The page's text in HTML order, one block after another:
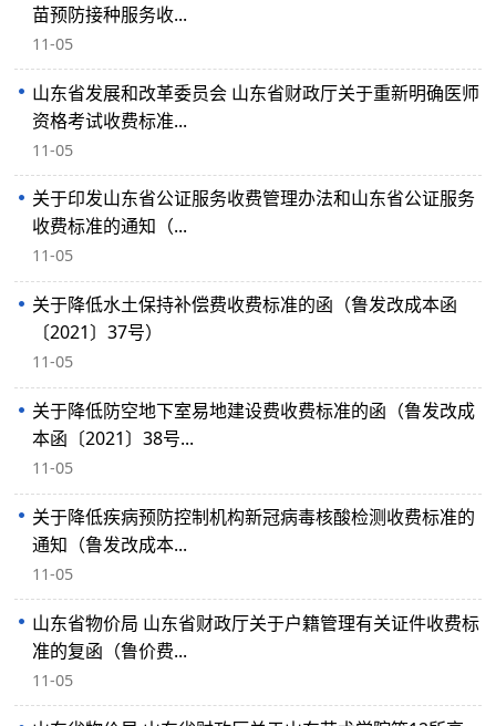
苗预防接种服务收...
11-05
山东省发展和改革委员会 山东省财政厅关于重新明确医师
资格考试收费标准...
11-05
关于印发山东省公证服务收费管理办法和山东省公证服务
收费标准的通知（...
11-05
关于降低水土保持补偿费收费标准的函（鲁发改成本函
〔2021〕37号）
11-05
关于降低防空地下室易地建设费收费标准的函（鲁发改成
本函〔2021〕38号...
11-05
关于降低疾病预防控制机构新冠病毒核酸检测收费标准的
通知（鲁发改成本...
11-05
山东省物价局 山东省财政厅关于户籍管理有关证件收费标
准的复函（鲁价费...
11-05